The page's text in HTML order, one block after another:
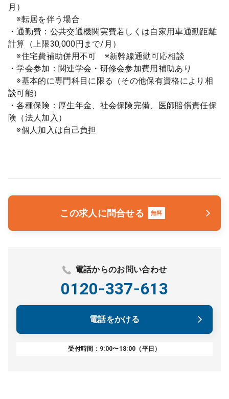
月）
※転居を伴う場合
・通勤費：公共交通機関実費若しくは自家用車通勤距離
計算（上限30,000円まで/月）
※住宅費補助併用不可 ※新幹線通勤可応相談
・学会参加：関連学会・研修会参加費用補助あり
※基本的に専門科目に限る（その他保有資格により相
談可能）
・各種保険：厚生年金、社会保険完備、医師賠償責任保
険（法人加入）
※個人加入は自己負担
この求人に問合せる 無料
電話からのお問い合わせ
0120-337-613
電話をかける
受付時間：9:00〜18:00（平日）